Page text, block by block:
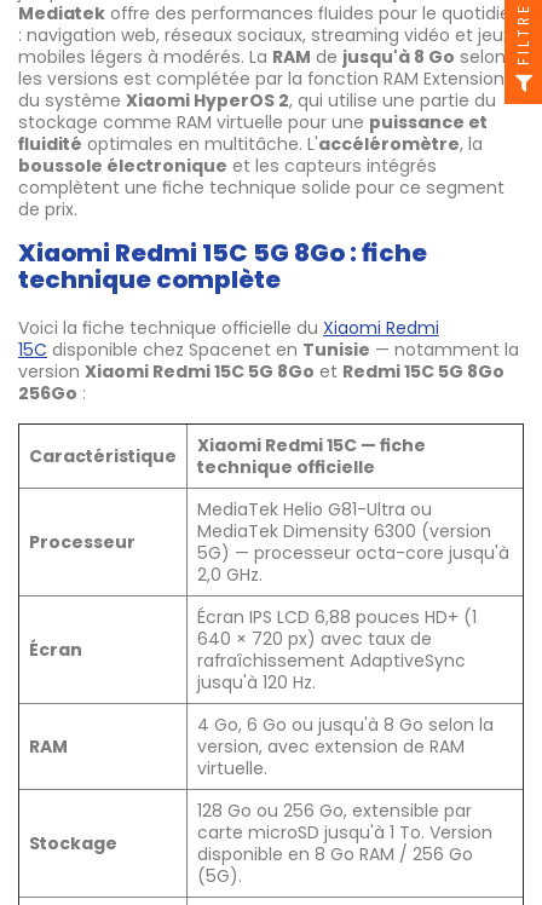
Mediatek offre des performances fluides pour le quotidien
: navigation web, réseaux sociaux, streaming vidéo et jeux
mobiles légers à modérés. La RAM de jusqu'à 8 Go selon
les versions est complétée par la fonction RAM Extension
du système Xiaomi HyperOS 2, qui utilise une partie du
stockage comme RAM virtuelle pour une puissance et
fluidité optimales en multitâche. L'accéléromètre, la
boussole électronique et les capteurs intégrés
complètent une fiche technique solide pour ce segment
de prix.
Xiaomi Redmi 15C 5G 8Go : fiche
technique complète
Voici la fiche technique officielle du Xiaomi Redmi
15C disponible chez Spacenet en Tunisie — notamment la
version Xiaomi Redmi 15C 5G 8Go et Redmi 15C 5G 8Go
256Go :
Caractéristique
Xiaomi Redmi 15C — fiche
technique officielle
Processeur
MediaTek Helio G81-Ultra ou
MediaTek Dimensity 6300 (version
5G) — processeur octa-core jusqu'à
2,0 GHz.
Écran
Écran IPS LCD 6,88 pouces HD+ (1
640 × 720 px) avec taux de
rafraîchissement AdaptiveSync
jusqu'à 120 Hz.
RAM
4 Go, 6 Go ou jusqu'à 8 Go selon la
version, avec extension de RAM
virtuelle.
Stockage
128 Go ou 256 Go, extensible par
carte microSD jusqu'à 1 To. Version
disponible en 8 Go RAM / 256 Go
(5G).
FILTRE